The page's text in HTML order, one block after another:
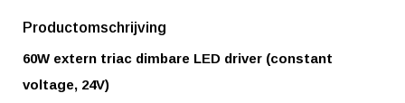
Productomschrijving
60W extern triac dimbare LED driver (constant
voltage, 24V)